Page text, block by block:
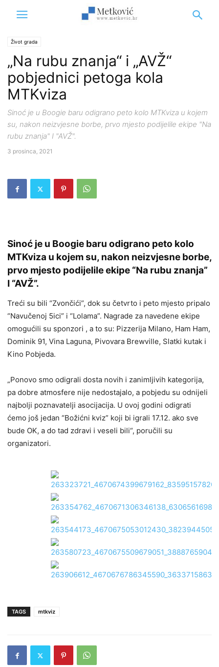
Život grada
„Na rubu znanja“ i „AVŽ“
pobjednici petoga kola
MTKviza
Sinoć je u Boogie baru odigrano peto kolo MTKviza u kojem
su, nakon neizvjesne borbe, prvo mjesto podijelile ekipe "Na
rubu znanja" I "AVŽ".
3 prosinca, 2021
Sinoć je u Boogie baru odigrano peto kolo
MTKviza u kojem su, nakon neizvjesne borbe,
prvo mjesto podijelile ekipe “Na rubu znanja”
I “AVŽ”.
Treći su bili “Zvončići”, dok su četvrto i peto mjesto pripalo
“Navučenoj 5ici” i “Lolama”. Nagrade za navedene ekipe
omogućili su sponzori , a to su: Pizzerija Milano, Ham Ham,
Dominik 91, Vina Laguna, Pivovara Brewville, Slatki kutak i
Kino Pobjeda.
„Ponovo smo odigrali dosta novih i zanimljivih kategorija,
pa dobre atmosfere nije nedostajalo, a pobjedu su odnijeli
najbolji poznavatelji asocijacija. U ovoj godini odigrati
ćemo još jedan “Božićni kviz” koji bi igrali 17.12. ako sve
bude OK, a do tad zdravi i veseli bili“, poručili su
organizatori.
TAGS mtkviz